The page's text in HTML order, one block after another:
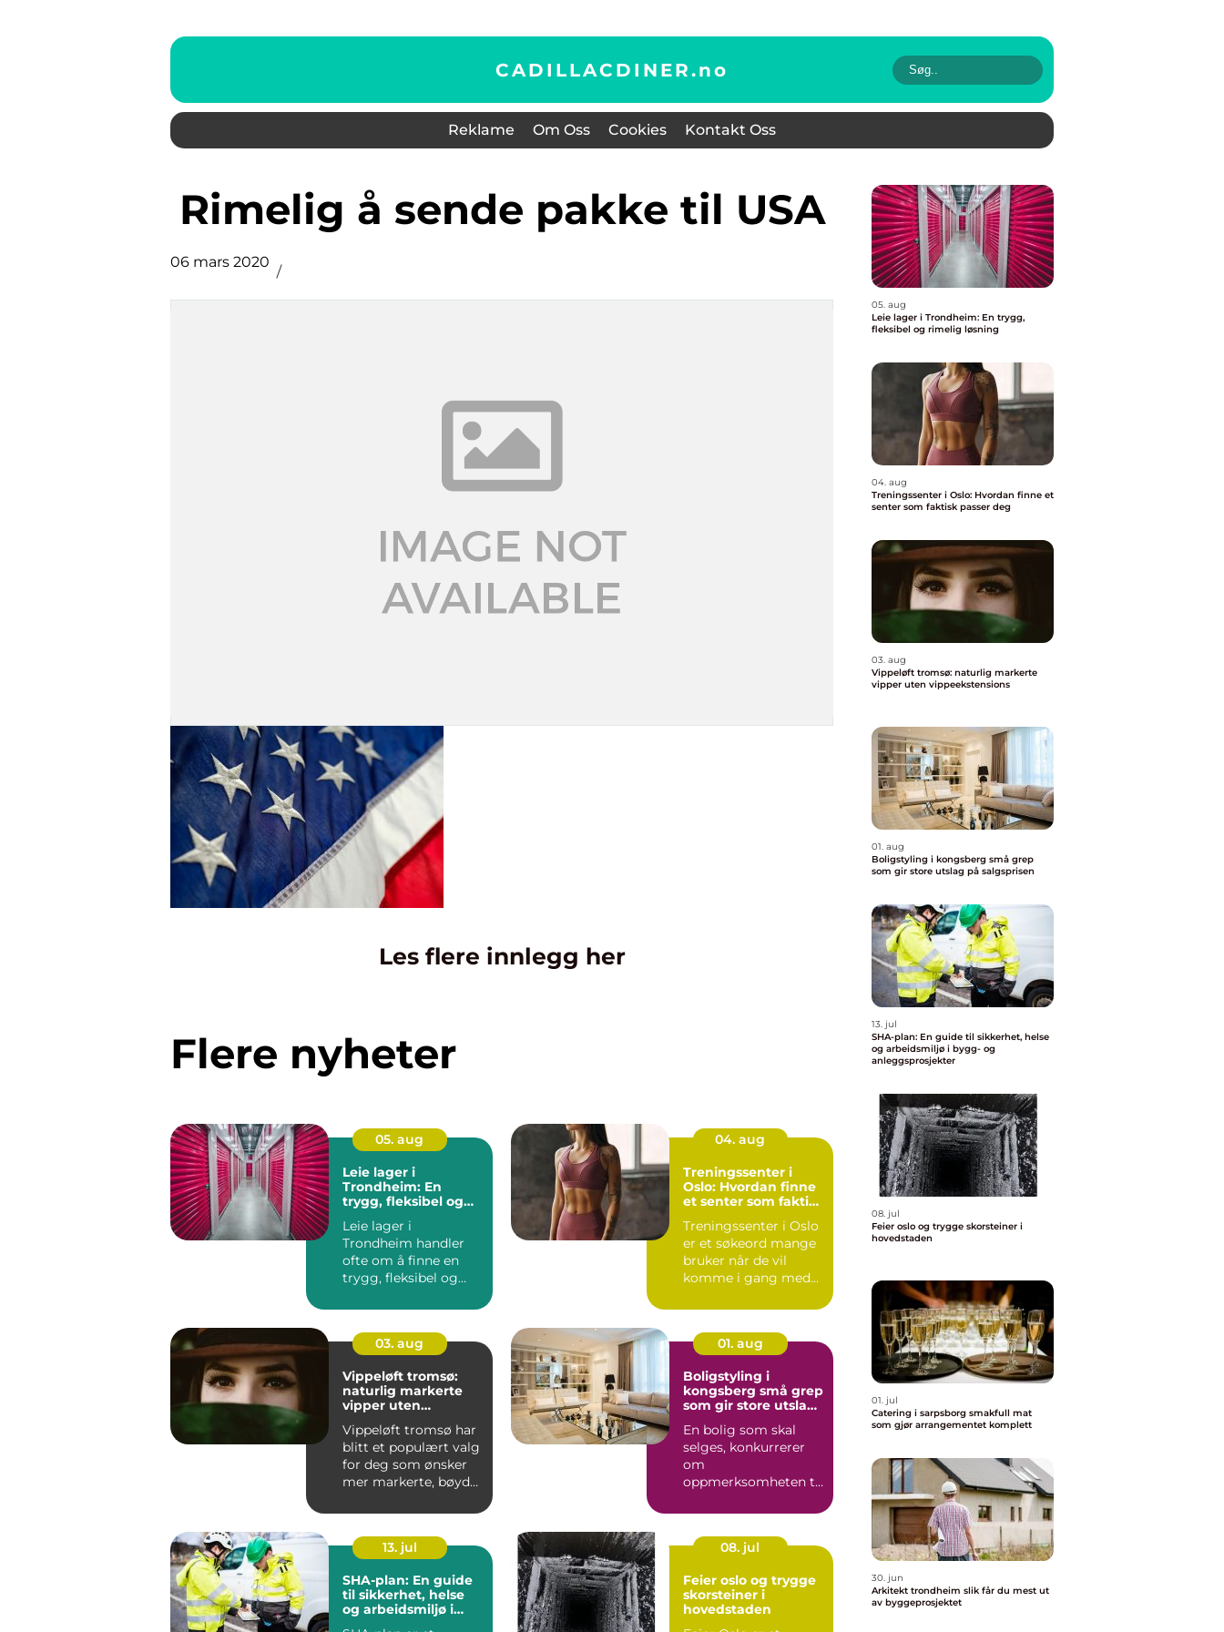
CADILLACDINER.no
Reklame Om Oss Cookies Kontakt Oss
Rimelig å sende pakke til USA
06 mars 2020
Les flere innlegg her
Flere nyheter
05. aug
Leie lager i
Trondheim: En
trygg, fleksibel og
Leie lager i
Trondheim handler
ofte om å finne en
trygg, fleksibel og
04. aug
Treningssenter i
Oslo: Hvordan finne
et senter som faktisk
Treningssenter i Oslo
er et søkeord mange
bruker når de vil
komme i gang med
03. aug
Vippeløft tromsø:
naturlig markerte
vipper uten
Vippeløft tromsø har
blitt et populært valg
for deg som ønsker
mer markerte, bøyde
01. aug
Boligstyling i
kongsberg små grep
som gir store utslag
En bolig som skal
selges, konkurrerer
om
oppmerksomheten til
kort tid. Bilder på Fi...
13. jul
SHA-plan: En guide
til sikkerhet, helse
og arbeidsmiljø i
08. jul
Feier oslo og trygge
skorsteiner i
hovedstaden
05. aug
Leie lager i Trondheim: En trygg,
fleksibel og rimelig løsning
04. aug
Treningssenter i Oslo: Hvordan finne et
senter som faktisk passer deg
03. aug
Vippeløft tromsø: naturlig markerte
vipper uten vippeekstensions
01. aug
Boligstyling i kongsberg små grep
som gir store utslag på salgsprisen
13. jul
SHA-plan: En guide til sikkerhet, helse
og arbeidsmiljø i bygg- og
anleggsprosjekter
08. jul
Feier oslo og trygge skorsteiner i
hovedstaden
01. jul
Catering i sarpsborg smakfull mat
som gjør arrangementet komplett
30. jun
Arkitekt trondheim slik får du mest ut
av byggeprosjektet